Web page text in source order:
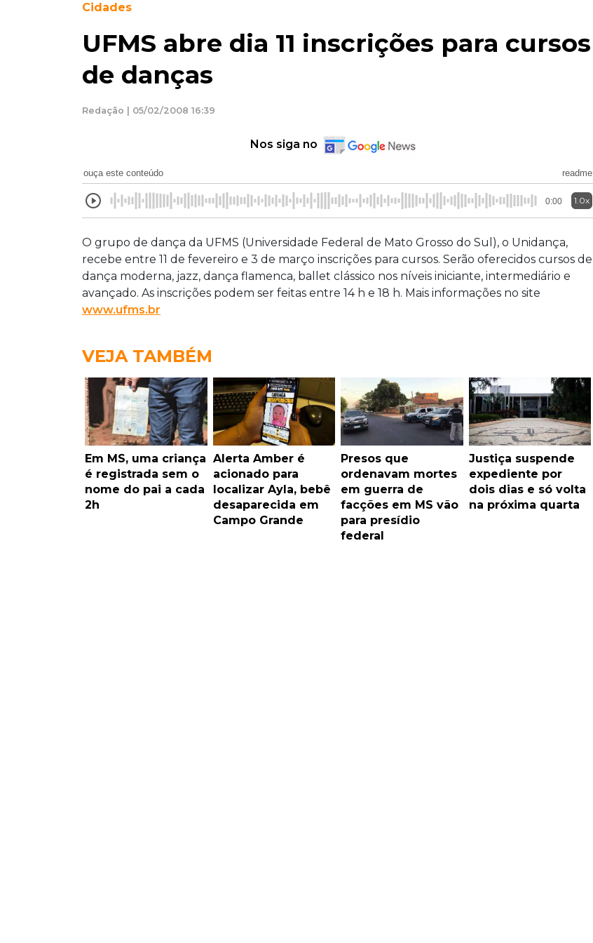
Cidades
UFMS abre dia 11 inscrições para cursos
de danças
Redação | 05/02/2008 16:39
Nos siga no
ouça este conteúdo readme
0:00 1.0x
O grupo de dança da UFMS (Universidade Federal de Mato Grosso do Sul), o Unidança,
recebe entre 11 de fevereiro e 3 de março inscrições para cursos. Serão oferecidos cursos de
dança moderna, jazz, dança flamenca, ballet clássico nos níveis iniciante, intermediário e
avançado. As inscrições podem ser feitas entre 14 h e 18 h. Mais informações no site
www.ufms.br
VEJA TAMBÉM
Em MS, uma criança
é registrada sem o
nome do pai a cada
2h
Alerta Amber é
acionado para
localizar Ayla, bebê
desaparecida em
Campo Grande
Presos que
ordenavam mortes
em guerra de
facções em MS vão
para presídio
federal
Justiça suspende
expediente por
dois dias e só volta
na próxima quarta